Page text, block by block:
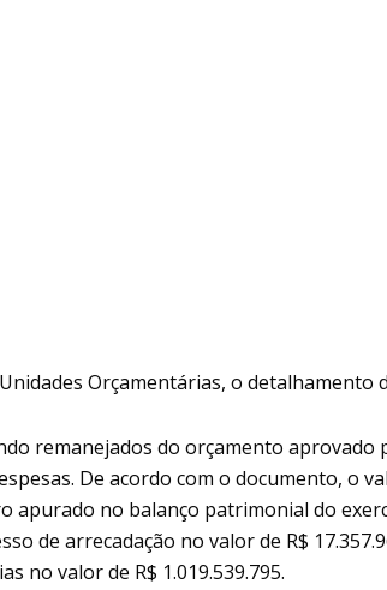
Orçamentárias, o detalhamento
remanejados do orçamento
De acordo com o documento, o
apurado no balanço patrimonial do
de arrecadação no valor de R$
no valor de R$ 1.019.539.795.